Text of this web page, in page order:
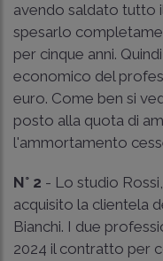
avendo saldato tutto
spesarlo
per cinque anni.
economico del
euro. Come ben si
posto alla quota di
l'ammortamento
N° 2 - Lo studio
acquisito la clientela
Bianchi. I due
2024 il contratto per